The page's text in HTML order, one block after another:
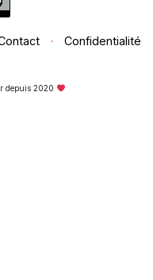
· Confidentialité
depuis 2020